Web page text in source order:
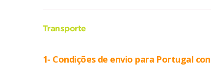
Transporte
1- Condições de envio para Portugal